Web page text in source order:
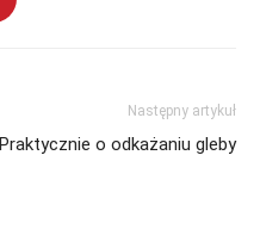
Następny artykuł
Praktycznie o odkażaniu gleby